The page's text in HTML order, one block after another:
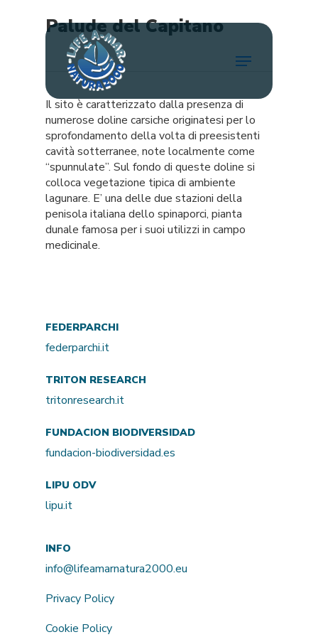
Menu
Palude del Capitano
Il sito è caratterizzato dalla presenza di
numerose doline carsiche originatesi per lo
sprofondamento della volta di preesistenti
cavità sotterranee, note localmente come
“spunnulate”. Sul fondo di queste doline si
colloca vegetazione tipica di ambiente
lagunare. E’ una delle due stazioni della
penisola italiana dello spinaporci, pianta
dunale famosa per i suoi utilizzi in campo
medicinale.
FEDERPARCHI
federparchi.it
TRITON RESEARCH
tritonresearch.it
FUNDACION BIODIVERSIDAD
fundacion-biodiversidad.es
LIPU ODV
lipu.it
INFO
info@lifeamarnatura2000.eu
Privacy Policy
Cookie Policy